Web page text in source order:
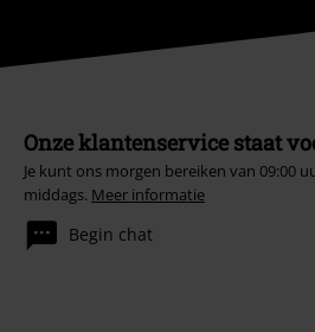
Onze klantenservice staat
Je kunt ons morgen bereiken van 09:00
middags. Meer informatie
Begin chat